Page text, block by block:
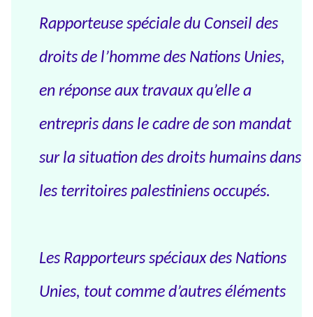
Rapporteuse spéciale du Conseil des
droits de l’homme des Nations Unies,
en réponse aux travaux qu’elle a
entrepris dans le cadre de son mandat
sur la situation des droits humains dans
les territoires palestiniens occupés.
Les Rapporteurs spéciaux des Nations
Unies, tout comme d’autres éléments